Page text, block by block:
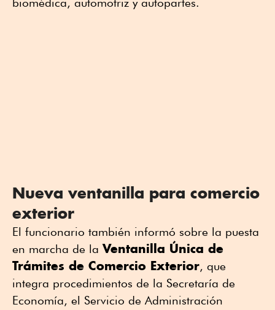
Nueva ventanilla para comercio
exterior
El funcionario también informó sobre la puesta
en marcha de laVentanilla Única de
Trámites de Comercio Exterior, que
integra procedimientos de la Secretaría de
Economía, el Servicio de Administración